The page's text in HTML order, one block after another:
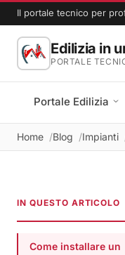
Il portale tecnico per
Edilizia in
PORTALE
Portale Edilizia
Home Blog Impianti
IN QUESTO ARTICOLO
Come installare un